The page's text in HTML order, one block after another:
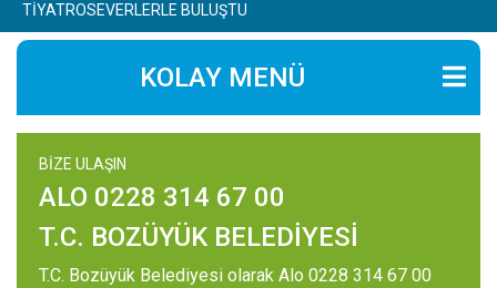
TİYATROSEVERLERLE BULUŞTU
KOLAY MENÜ
BİZE ULAŞIN
ALO 0228 314 67 00
T.C. BOZÜYÜK BELEDİYESİ
T.C. Bozüyük Belediyesi olarak Alo 0228 314 67 00